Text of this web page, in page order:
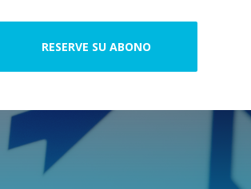
RESERVE SU ABONO